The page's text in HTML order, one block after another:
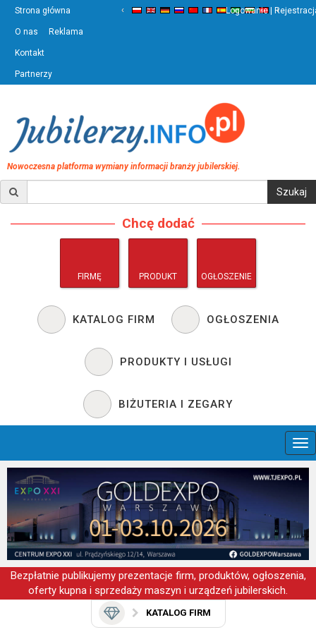
Strona główna
O nas Reklama
Kontakt
Partnerzy
‹ ›
Logowanie |
Nowoczesna platforma wymiany informacji branży jubilerskiej.
Chcę dodać
FIRMĘ PRODUKT OGŁOSZENIE
KATALOG FIRM OGŁOSZENIA
PRODUKTY I USŁUGI
BIŻUTERIA I ZEGARY
Bezpłatnie publikujemy prezentacje firm, produktów, ogłoszenia,
oferty kupna i sprzedaży maszyn i urządzeń jubilerskich.
KATALOG FIRM